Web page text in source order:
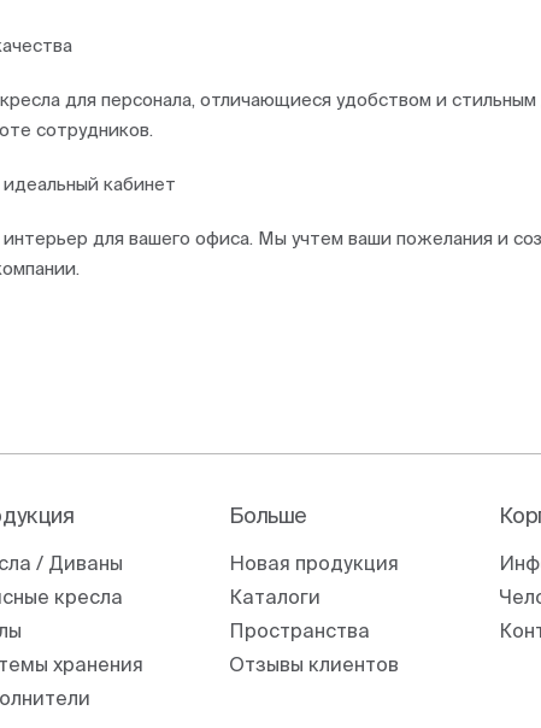
для персонала, отличающиеся удобством и
сотрудников.
кабинет
для вашего офиса. Мы учтем ваши пожелания и
/ Диваны
кресла
хранения
Больше
Новая продукция
Каталоги
Пространства
Отзывы клиентов